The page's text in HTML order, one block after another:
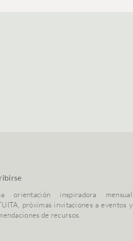
orientación inspiradora mensual
próximas invitaciones a eventos y
de recursos.